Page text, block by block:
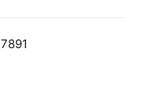
7891